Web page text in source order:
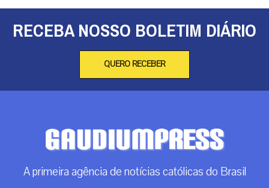
RECEBA NOSSO BOLETIM DIÁRIO
QUERO RECEBER
A primeira agência de notícias católicas do Brasil